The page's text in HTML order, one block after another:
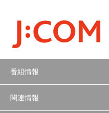
番組情報
関連情報